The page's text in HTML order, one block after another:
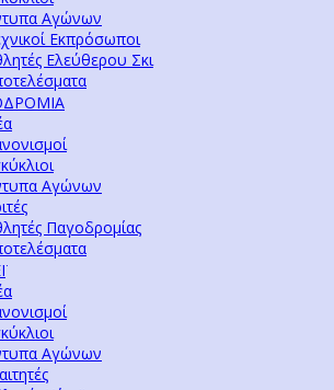
Αγώνων
Εκπρόσωποι
Ελεύθερου Σκι
Αγώνων
Παγοδρομίας
Αγώνων